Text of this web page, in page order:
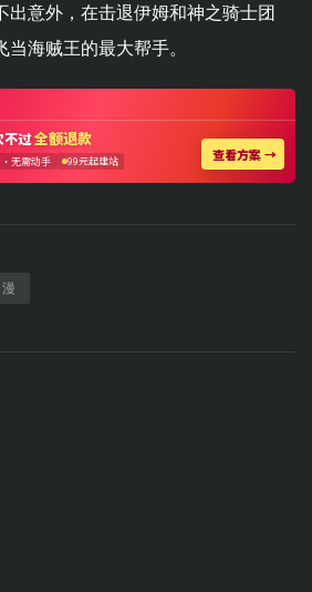
出意外，在击退伊姆和神之骑士团
海贼王的最大帮手。